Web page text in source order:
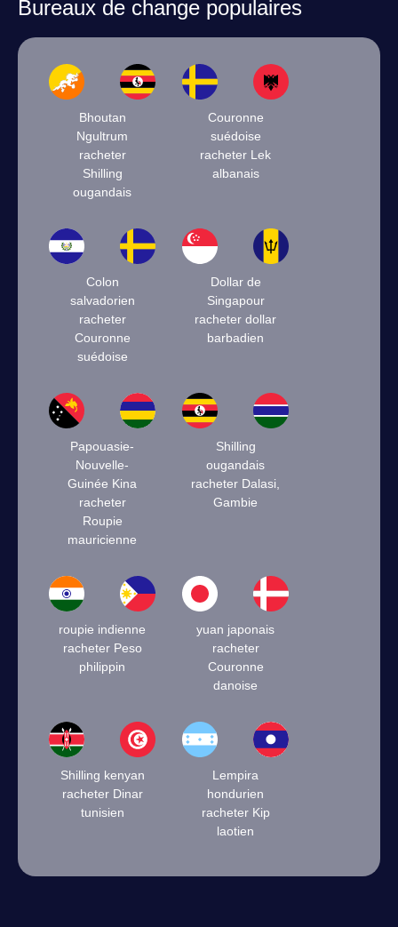
Bureaux de change populaires
Bhoutan
Ngultrum
racheter
Shilling
ougandais
Couronne
suédoise
racheter Lek
albanais
Colon
salvadorien
racheter
Couronne
suédoise
Dollar de
Singapour
racheter dollar
barbadien
Papouasie-
Nouvelle-
Guinée Kina
racheter
Roupie
mauricienne
Shilling
ougandais
racheter Dalasi,
Gambie
roupie indienne
racheter Peso
philippin
yuan japonais
racheter
Couronne
danoise
Shilling kenyan
racheter Dinar
tunisien
Lempira
hondurien
racheter Kip
laotien